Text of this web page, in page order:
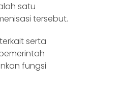
satu
tersebut.
serta
fungsi